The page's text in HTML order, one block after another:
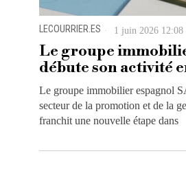
LECOURRIER.ES 1 juin 2026 12:08
Le groupe
débute son activité
Le groupe immobilier espagnol
secteur de la promotion et de la
franchit une nouvelle étape dans